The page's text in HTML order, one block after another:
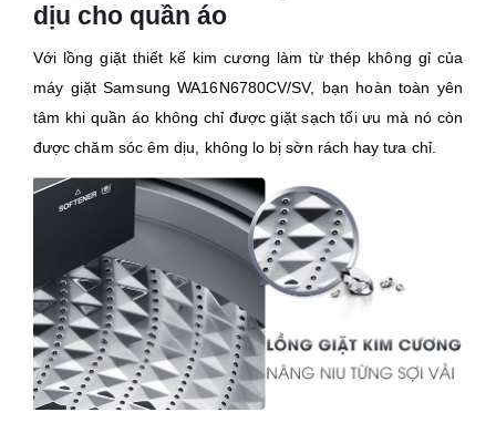
dịu cho quần áo
Với lồng giặt thiết kế kim cương làm từ thép không gỉ của
máy giặt Samsung WA16N6780CV/SV, bạn hoàn toàn yên
tâm khi quần áo không chỉ được giặt sạch tối ưu mà nó còn
được chăm sóc êm dịu, không lo bị sờn rách hay tưa chỉ.